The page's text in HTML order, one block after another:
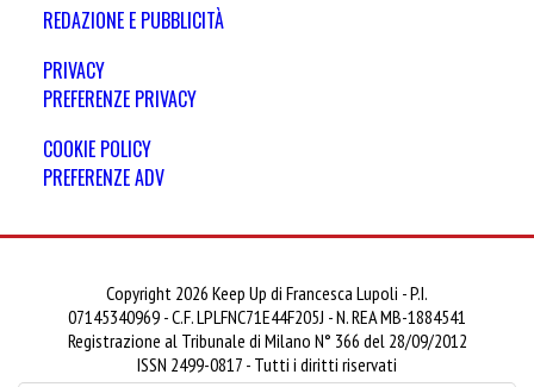
REDAZIONE E PUBBLICITÀ
PRIVACY
PREFERENZE PRIVACY
COOKIE POLICY
PREFERENZE ADV
Copyright 2026 Keep Up di Francesca Lupoli - P.I.
07145340969 - C.F. LPLFNC71E44F205J - N. REA MB-1884541
Registrazione al Tribunale di Milano N° 366 del 28/09/2012
ISSN 2499-0817 - Tutti i diritti riservati